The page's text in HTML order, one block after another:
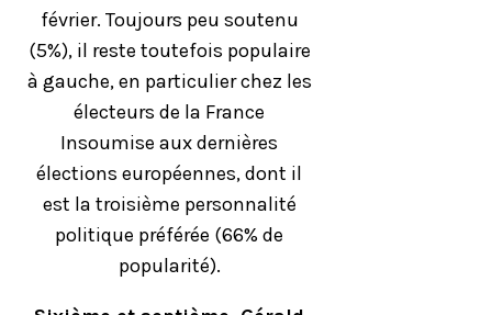
février. Toujours peu soutenu
(5%), il reste toutefois populaire
à gauche, en particulier chez les
électeurs de la France
Insoumise aux dernières
élections européennes, dont il
est la troisième personnalité
politique préférée (66% de
popularité).